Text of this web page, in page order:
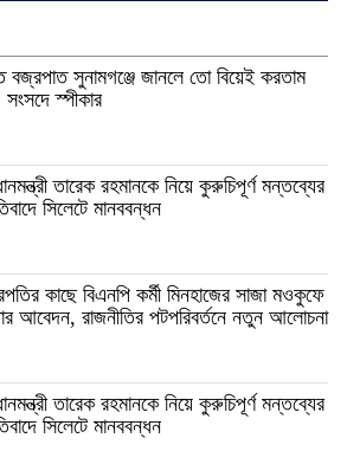
বজ্রপাত সুনামগঞ্জে জানলে তো বিয়েই করতাম
সংসদে স্পীকার
তারেক রহমানকে নিয়ে কুরুচিপূর্ণ মন্তব্যের
সিলেটে মানববন্ধন
কাছে বিএনপি কর্মী মিনহাজের সাজা মওকুফে
আবেদন, রাজনীতির পটপরিবর্তনে নতুন আলোচনা
তারেক রহমানকে নিয়ে কুরুচিপূর্ণ মন্তব্যের
সিলেটে মানববন্ধন